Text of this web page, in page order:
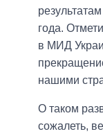
года.
в МИД
нашими
О таком
сожалеть,